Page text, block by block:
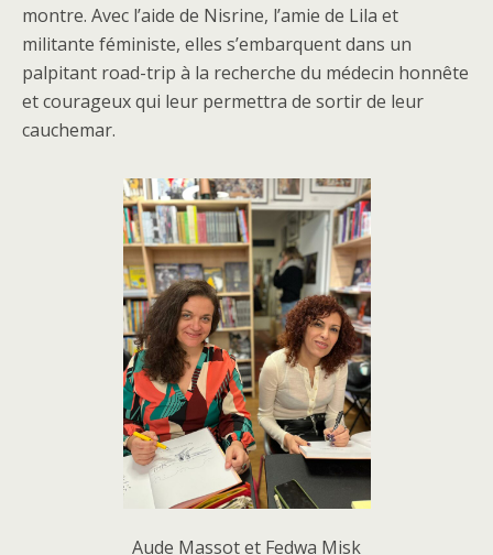
montre. Avec l’aide de Nisrine, l’amie de Lila et
militante féministe, elles s’embarquent dans un
palpitant road-trip à la recherche du médecin honnête
et courageux qui leur permettra de sortir de leur
cauchemar.
Aude Massot et Fedwa Misk